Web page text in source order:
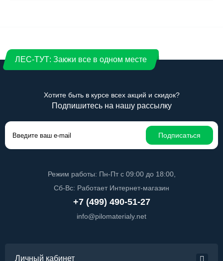
ЛЕС-ТУТ: Закжи все в одном месте
Хотите быть в курсе всех акций и скидок?
Подпишитесь на нашу рассылку
Подписаться
Режим работы: Пн-Пт с 09:00 до 18:00,
Сб-Вс: Работает Интернет-магазин
+7 (499) 490-51-27
info@pilomaterialy.net
Личный кабинет